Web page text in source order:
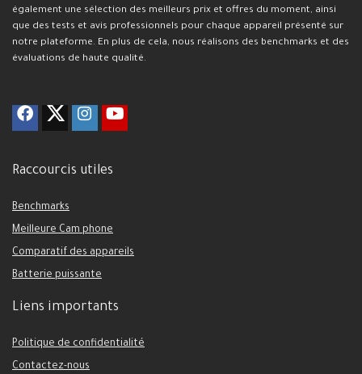
également une sélection des meilleurs prix et offres du moment, ainsi
que des tests et avis professionnels pour chaque appareil présenté sur
notre plateforme. En plus de cela, nous réalisons des benchmarks et des
évaluations de haute qualité.
Raccourcis utiles
Benchmarks
Meilleure Cam phone
Comparatif des appareils
Batterie puissante
Liens importants
Politique de confidentialité
Contactez-nous